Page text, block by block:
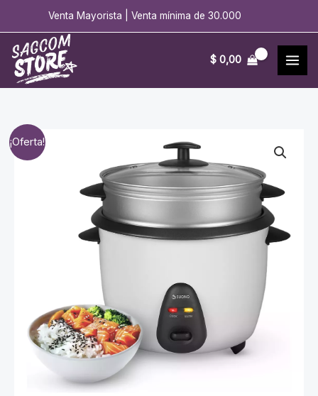
contenido
Venta Mayorista | Venta mínima de 30.000
$0,00
¡Oferta!